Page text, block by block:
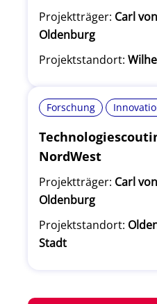
Projektträger: Carl
Oldenburg
Projektstandort:
Forschung
NordWest
Projektträger: Carl
Oldenburg
Projektstandort:
Stadt